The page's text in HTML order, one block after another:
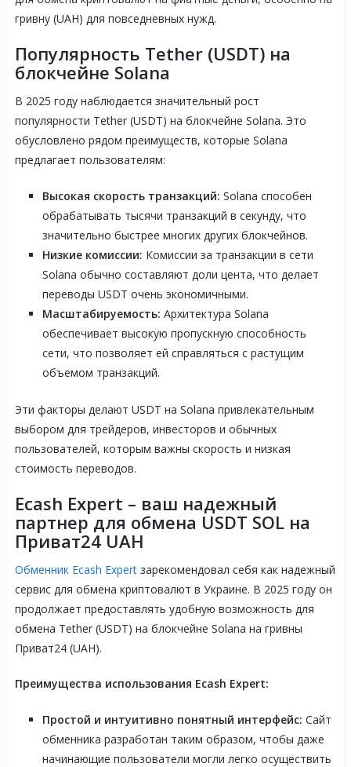
гривну (UAH) для повседневных нужд.
Популярность Tether (USDT) на
блокчейне Solana
В 2025 году наблюдается значительный рост
популярности Tether (USDT) на блокчейне Solana. Это
обусловлено рядом преимуществ, которые Solana
предлагает пользователям:
Высокая скорость транзакций: Solana способен
обрабатывать тысячи транзакций в секунду, что
значительно быстрее многих других блокчейнов.
Низкие комиссии: Комиссии за транзакции в сети
Solana обычно составляют доли цента, что делает
переводы USDT очень экономичными.
Масштабируемость: Архитектура Solana
обеспечивает высокую пропускную способность
сети, что позволяет ей справляться с растущим
объемом транзакций.
Эти факторы делают USDT на Solana привлекательным
выбором для трейдеров, инвесторов и обычных
пользователей, которым важны скорость и низкая
стоимость переводов.
Ecash Expert – ваш надежный
партнер для обмена USDT SOL на
Приват24 UAH
Обменник Ecash Expertзарекомендовал себя как надежный
сервис для обмена криптовалют в Украине. В 2025 году он
продолжает предоставлять удобную возможность для
обмена Tether (USDT) на блокчейне Solana на гривны
Приват24 (UAH).
Преимущества использования Ecash Expert:
Простой и интуитивно понятный интерфейс: Сайт
обменника разработан таким образом, чтобы даже
начинающие пользователи могли легко осуществить